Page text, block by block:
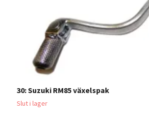
30: Suzuki RM85 växelspak
Slut i lager